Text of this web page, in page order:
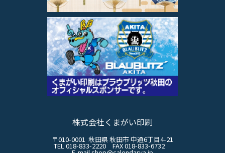
株式会社くまがい印刷
〒010-0001 秋田県 秋田市 中通6丁目4-21
TEL 018-833-2220 FAX 018-833-6732